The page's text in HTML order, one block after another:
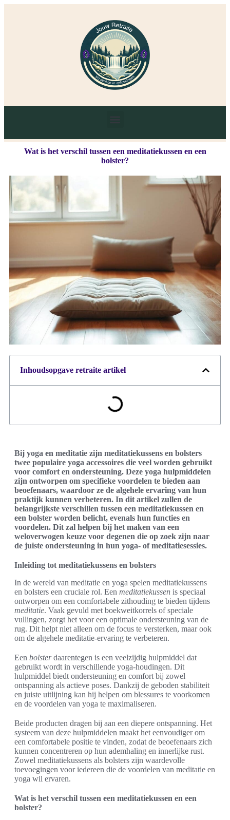
Wat is het verschil tussen een meditatiekussen en een
bolster?
Inhoudsopgave retraite artikel
Bij yoga en meditatie zijn meditatiekussens en bolsters
twee populaire yoga accessoires die veel worden gebruikt
voor comfort en ondersteuning. Deze yoga hulpmiddelen
zijn ontworpen om specifieke voordelen te bieden aan
beoefenaars, waardoor ze de algehele ervaring van hun
praktijk kunnen verbeteren. In dit artikel zullen de
belangrijkste verschillen tussen een meditatiekussen en
een bolster worden belicht, evenals hun functies en
voordelen. Dit zal helpen bij het maken van een
weloverwogen keuze voor degenen die op zoek zijn naar
de juiste ondersteuning in hun yoga- of meditatiesessies.
Inleiding tot meditatiekussens en bolsters
In de wereld van meditatie en yoga spelen meditatiekussens
en bolsters een cruciale rol. Een meditatiekussen is speciaal
ontworpen om een comfortabele zithouding te bieden tijdens
meditatie. Vaak gevuld met boekweitkorrels of speciale
vullingen, zorgt het voor een optimale ondersteuning van de
rug. Dit helpt niet alleen om de focus te versterken, maar ook
om de algehele meditatie-ervaring te verbeteren.
Een bolsterdaarentegen is een veelzijdig hulpmiddel dat
gebruikt wordt in verschillende yoga-houdingen. Dit
hulpmiddel biedt ondersteuning en comfort bij zowel
ontspanning als actieve poses. Dankzij de geboden stabiliteit
en juiste uitlijning kan hij helpen om blessures te voorkomen
en de voordelen van yoga te maximaliseren.
Beide producten dragen bij aan een diepere ontspanning. Het
systeem van deze hulpmiddelen maakt het eenvoudiger om
een comfortabele positie te vinden, zodat de beoefenaars zich
kunnen concentreren op hun ademhaling en innerlijke rust.
Zowel meditatiekussens als bolsters zijn waardevolle
toevoegingen voor iedereen die de voordelen van meditatie en
yoga wil ervaren.
Wat is het verschil tussen een meditatiekussen en een
bolster?